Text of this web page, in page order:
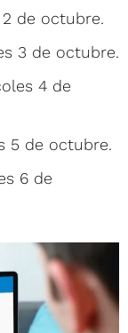
de octubre.
3 de octubre.
4 de
5 de octubre.
6 de